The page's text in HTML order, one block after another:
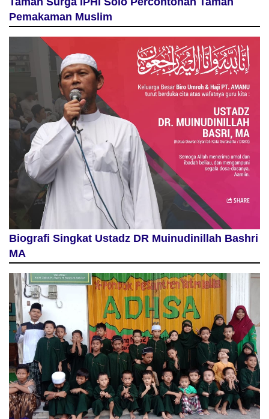
Pemakaman Muslim
Biografi Singkat Ustadz DR Muinudinillah Bashri
MA